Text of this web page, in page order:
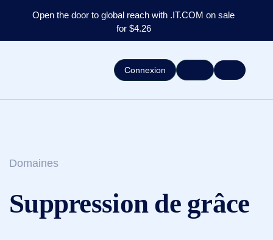
Open the door to global reach with .IT.COM on sale
for $4.26
Connexion
Domaines
Suppression de grâce